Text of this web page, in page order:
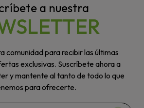
a nuestra
comunidad para recibir las últimas
exclusivas. Suscríbete ahora a
y mantente al tanto de todo lo que
para ofrecerte.